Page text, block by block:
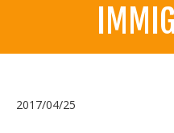
Qui sommes-nous?
2017/04/25